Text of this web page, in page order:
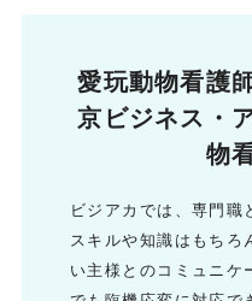
愛玩動物看護
京ビジネス・
物
ビジアカでは、専門職
スキルや知識はもちろ
い主様とのコミュニケ